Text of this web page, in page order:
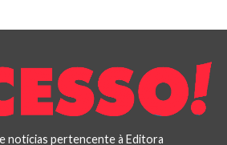
notícias pertencente à Editora